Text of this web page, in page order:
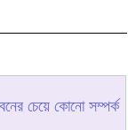
চেয়ে কোনো সম্পর্ক